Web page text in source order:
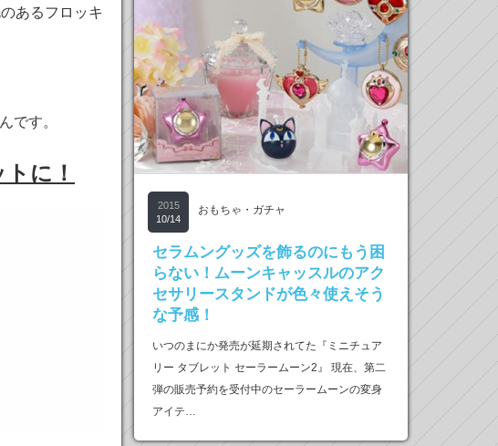
あるフロッキ
です。
に！
2015
10/14
おもちゃ・ガチャ
セラムングッズを飾るのにもう困
らない！ムーンキャッスルのアク
セサリースタンドが色々使えそう
な予感！
いつのまにか発売が延期されてた『ミニチュア
リー タブレット セーラームーン2』 現在、第二
弾の販売予約を受付中のセーラームーンの変身
アイテ…